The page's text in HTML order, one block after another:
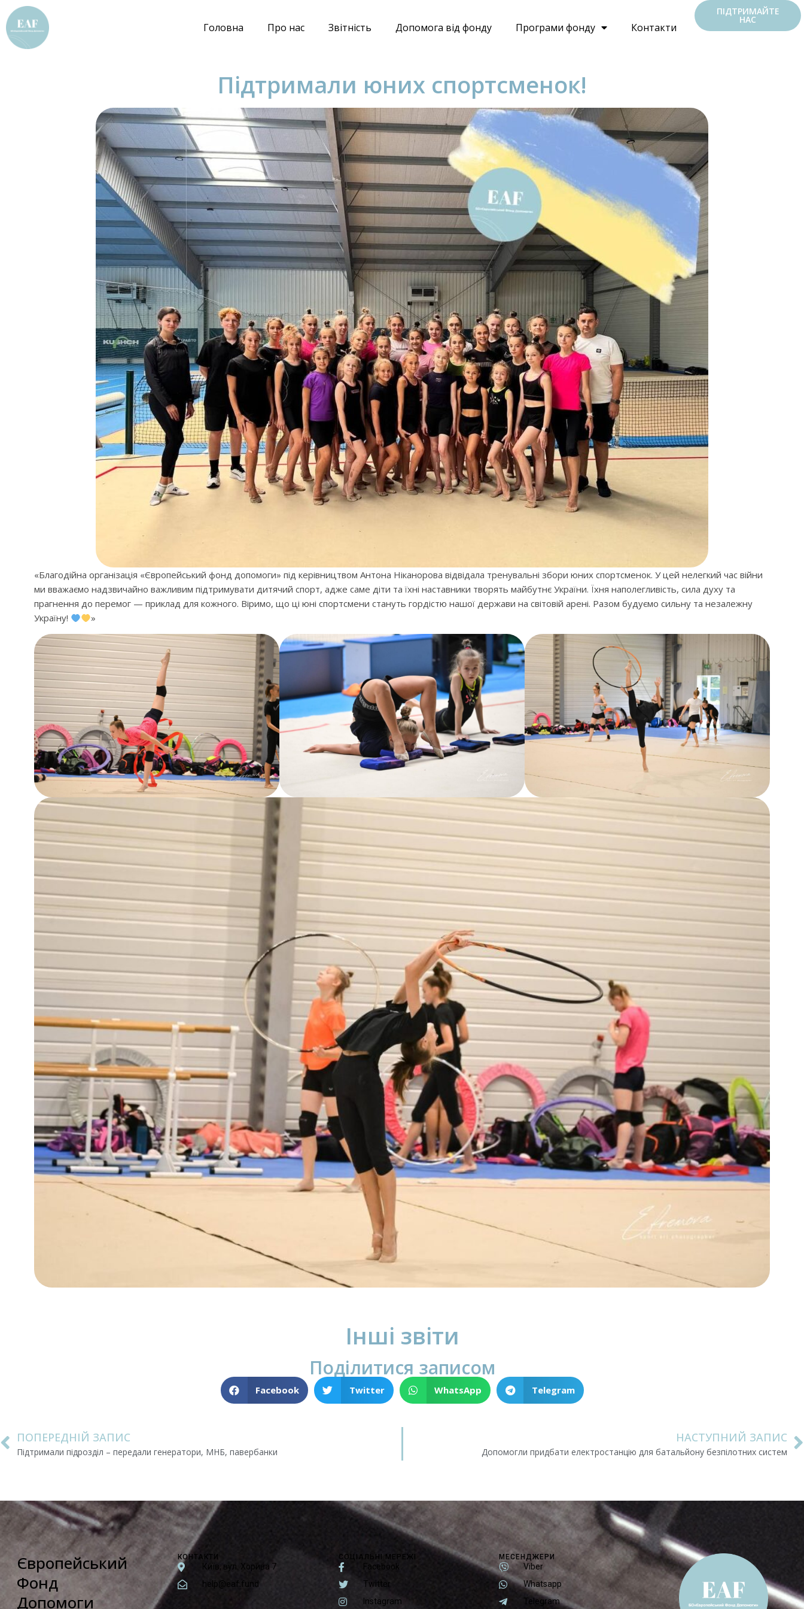
Головна Про нас Звітніcть Допомога від фонду Програми фонду Контакти
ПІДТРИМАЙТЕ
НАС
Підтримали юних спортсменок!
«Благодійна організація «Європейський фонд допомоги» під керівництвом Антона Ніканорова відвідала тренувальні збори юних спортсменок. У цей нелегкий час війни
ми вважаємо надзвичайно важливим підтримувати дитячий спорт, адже саме діти та їхні наставники творять майбутнє України. Їхня наполегливість, сила духу та
прагнення до перемог — приклад для кожного. Віримо, що ці юні спортсмени стануть гордістю нашої держави на світовій арені. Разом будуємо сильну та незалежну
Україну!
»
Інші звіти
Поділитися записом
Facebook Twitter WhatsApp Telegram
ПОПЕРЕДНІЙ ЗАПИС
Підтримали підрозділ – передали генератори, МНБ, павербанки
НАСТУПНИЙ ЗАПИС
Допомогли придбати електростанцію для батальйону безпілотних систем
Європейський
Фонд
Допомоги
КОНТАКТИ
Київ, вул. Хорива 7
help@eaf.fund
СОЦІАЛЬНІ МЕРЕЖІ
Facebook
Twitter
Instagram
МЕСЕНДЖЕРИ
Viber
Whatsapp
Telegram